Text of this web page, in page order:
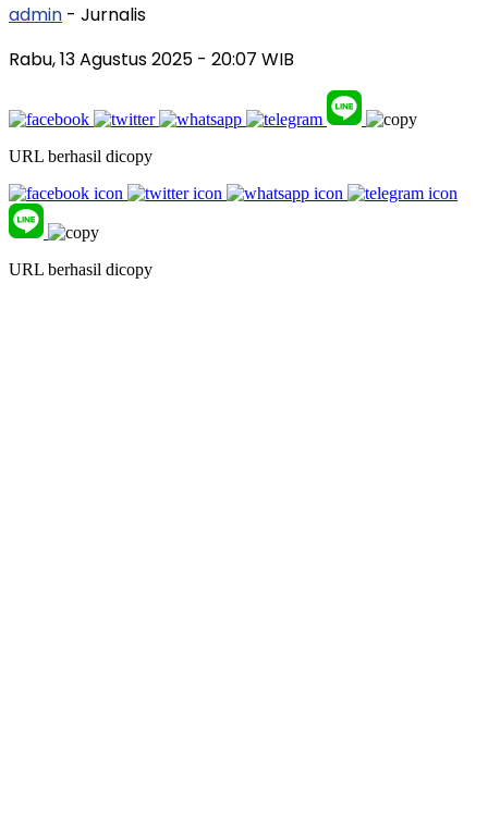
admin - Jurnalis
Rabu, 13 Agustus 2025 - 20:07 WIB
URL berhasil dicopy
URL berhasil dicopy